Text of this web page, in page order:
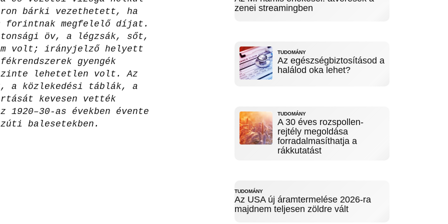
bárki vezethetett, ha
forintnak megfelelő díjat.
öv, a légzsák, sőt,
volt; irányjelző helyett
gyengék
lehetetlen volt. Az
a közlekedési táblák, a
kevesen vették
1920–30-as években évente
balesetekben.
zenei streamingben
TUDOMÁNY
Az egészségbiztosításod a
halálod oka lehet?
TUDOMÁNY
A 30 éves rozspollen-
rejtély megoldása
forradalmasíthatja a
rákkutatást
TUDOMÁNY
Az USA új áramtermelése 2026-ra
majdnem teljesen zöldre vált